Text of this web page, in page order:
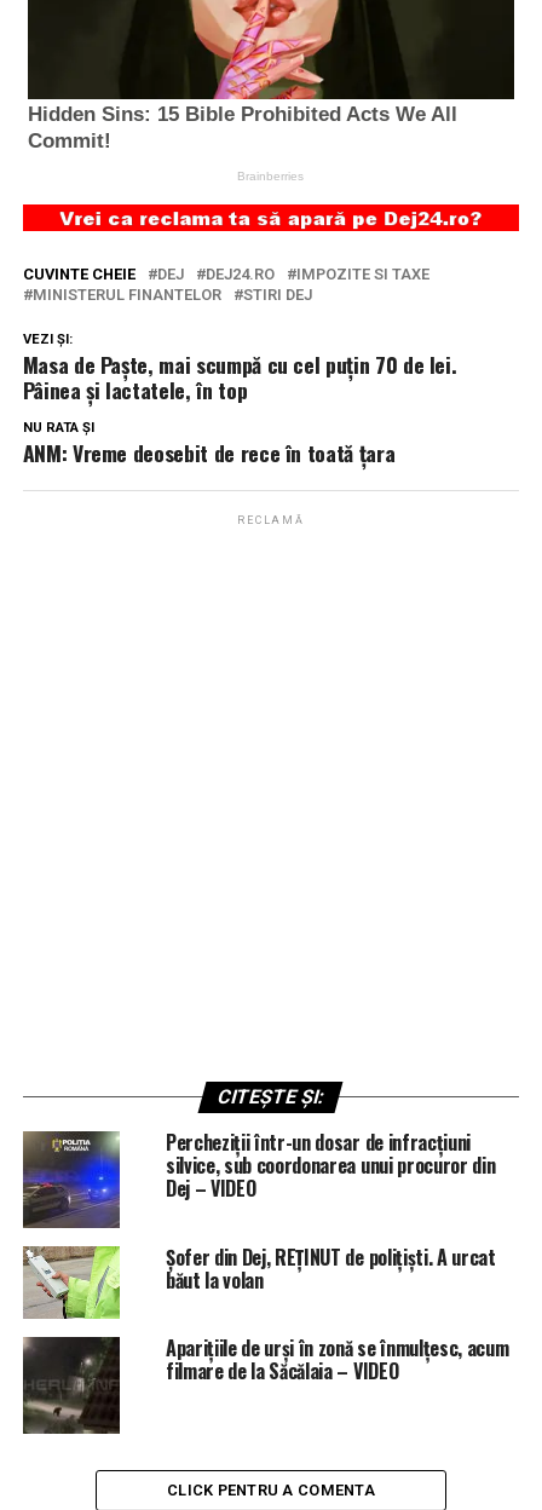
CUVINTE CHEIE DEJ DEJ24.RO
IMPOZITE SI TAXE
MINISTERUL FINANTELOR
STIRI DEJ
VEZI ȘI:
Masa de Paște, mai scumpă cu cel puțin 70 de lei.
Pâinea și lactatele, în top
NU RATA ȘI
ANM: Vreme deosebit de rece în toată țara
RECLAMĂ
CITEȘTE ȘI:
Percheziții într-un dosar de infracțiuni
silvice, sub coordonarea unui procuror din
Dej – VIDEO
Șofer din Dej, REȚINUT de polițiști. A urcat
băut la volan
Aparițiile de urși în zonă se înmulțesc, acum
filmare de la Săcălaia – VIDEO
CLICK PENTRU A COMENTA